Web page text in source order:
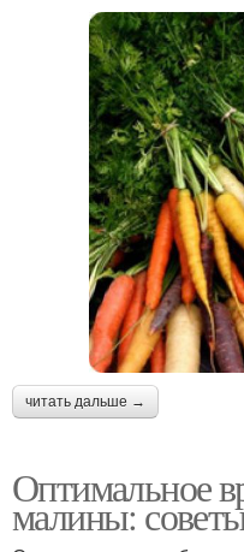
читать дальше →
Оптимальное
малины: